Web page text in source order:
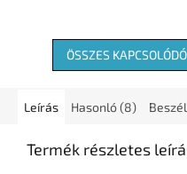
ÖSSZES
Leírás Hasonló (8)
Termék részletes